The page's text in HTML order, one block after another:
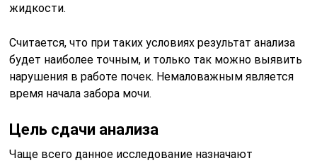
жидкости.
Считается, что при таких условиях результат анализа
будет наиболее точным, и только так можно выявить
нарушения в работе почек. Немаловажным является
время начала забора мочи.
Цель сдачи анализа
Чаще всего данное исследование назначают